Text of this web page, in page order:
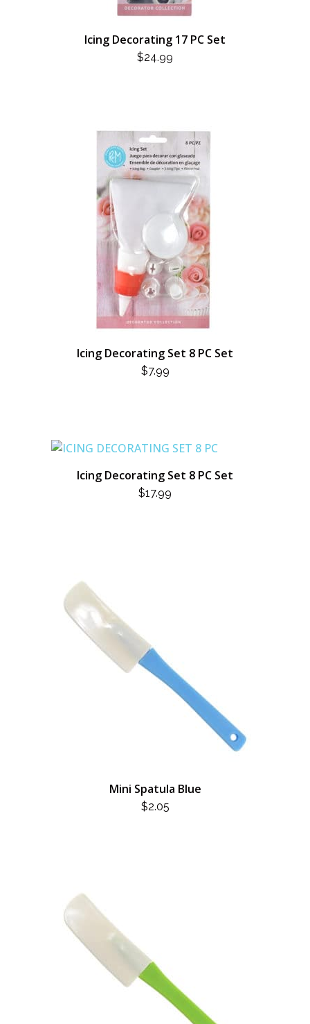
Icing Decorating 17 PC Set
$24.99
Icing Decorating Set 8 PC Set
$7.99
Icing Decorating Set 8 PC Set
$17.99
Mini Spatula Blue
$2.05